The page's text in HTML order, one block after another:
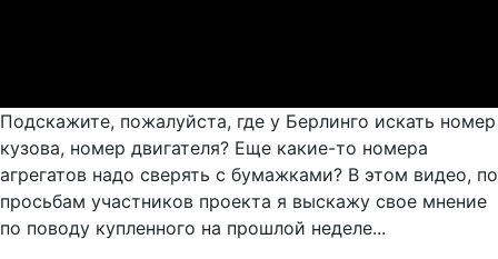
Подскажите, пожалуйста, где у Берлинго искать номер
кузова, номер двигателя? Еще какие-то номера
агрегатов надо сверять с бумажками? В этом видео, по
просьбам участников проекта я выскажу свое мнение
по поводу купленного на прошлой неделе...